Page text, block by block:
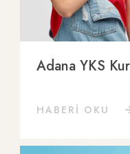
Adana YKS
HABERİ OKU